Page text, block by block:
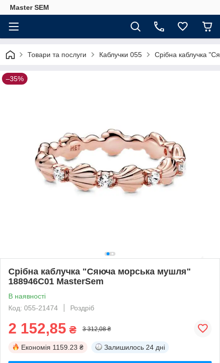
Master SEM
Товари та послуги Каблучки 055 Срібна каблучка
–35%
Срібна каблучка "Сяюча морська мушля"
188946C01 MasterSem
В наявності
Код: 055-21474
Роздріб
2 152,85 ₴ 3 312,08 ₴
Економія 1159.23 ₴ Залишилось 24 дні